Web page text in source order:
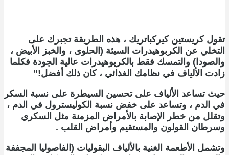
تقول كريستين كيركباتريك ، هذه الطريقة تجبرك على
التخلي عن الكربوهيدرات السيئة (الحلوى ، والخبز الأبيض ،
والصودا) والتمسك فقط بالكربوهيدرات عالية الجودة فكلما
زادت الألياف في نظامك الغذائي ، كان ذلك أفضل!”
حيث تساعد الألياف على تحسين السيطرة على نسبة السكر
في الدم ، وتساعد على خفض نسبة الكوليسترول في الدم ،
وتقلل من خطر الإصابة بالأمراض المزمنة مثل السكري
وسرطان القولون والمستقيم وأمراض القلب .
وتشمل الأطعمة الغنية بالألياف البقوليات (الفاصوليا المجففة